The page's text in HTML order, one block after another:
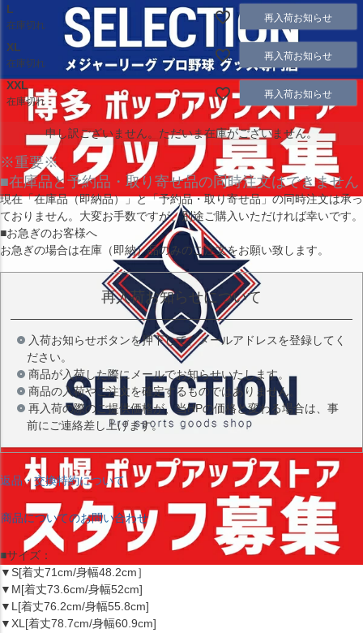
L
在庫切れ
再入荷お知らせ
XL
在庫切れ
再入荷お知らせ
XXL
在庫切れ
再入荷お知らせ
申し訳ございません。ただいま在庫がございません。
※重要※
■在庫品と予約品・取り寄せ品の同時注文はできません
現在「在庫品（即納品）」と「予約品・取り寄せ品」の同時注文は承っ
ておりません。大変お手数ですが、別途ご購入いただければ幸いです。
■お急ぎのお客様へ
お急ぎの場合は在庫（即納）品のみのご注文をお願い致します。
再入荷お知らせについて
入荷お知らせボタンを押下して、メールアドレスを登録してく
ださい。
商品が入荷した際にメールでお知らせいたします。
商品の入荷やご注文を確定するものではありません。
再入荷の際のご提供価格が、当HPの価格と変わる場合は、事
前にご連絡差し上げます。
返品・交換特約について
商品についてのお問い合わせ
■サイズ：
▼S[着丈71cm/身幅48.2cm］
▼M[着丈73.6cm/身幅52cm]
▼L[着丈76.2cm/身幅55.8cm]
▼XL[着丈78.7cm/身幅60.9cm]